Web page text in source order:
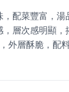
外層酥脆，配料